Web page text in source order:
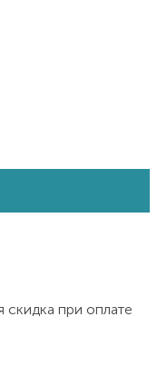
скидка при оплате